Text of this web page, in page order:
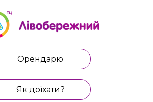
Орендарю
Як доїхати?